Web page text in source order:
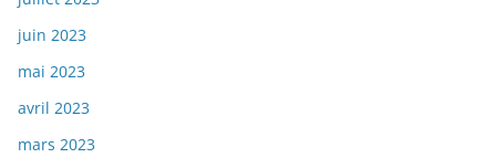
juin 2023
mai 2023
avril 2023
mars 2023